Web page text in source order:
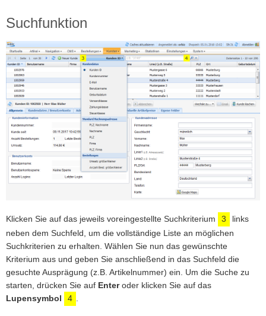
Suchfunktion
Klicken Sie auf das jeweils voreingestellte Suchkriterium 3
links
neben dem Suchfeld, um die vollständige Liste an möglichen
Suchkriterien zu erhalten. Wählen Sie nun das gewünschte
Kriterium aus und geben Sie anschließend in das Suchfeld die
gesuchte Ausprägung (z.B. Artikelnummer) ein. Um die Suche zu
starten, drücken Sie auf Enteroder klicken Sie auf das
Lupensymbol
4